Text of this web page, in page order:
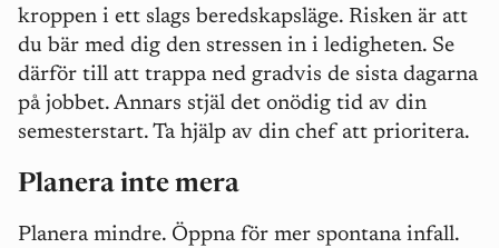
kroppen i ett slags beredskapsläge. Risken är att
du bär med dig den stressen in i ledigheten. Se
därför till att trappa ned gradvis de sista dagarna
på jobbet. Annars stjäl det onödig tid av din
semesterstart. Ta hjälp av din chef att prioritera.
Planera inte mera
Planera mindre. Öppna för mer spontana infall.